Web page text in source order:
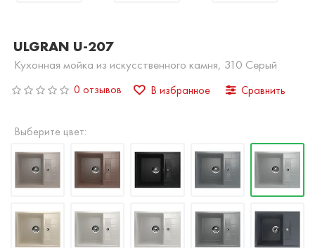
ULGRAN U-207
Кухонная мойка из искусственного камня, 310 Серый
0 отзывов В избранное Сравнить
Выберите цвет: